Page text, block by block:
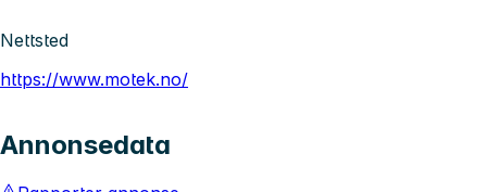
Nettsted
https://www.motek.no/
Annonsedata